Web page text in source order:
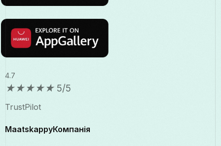
4.7
★★★★★ 5/5
TrustPilot
MaatskappyКомпанія